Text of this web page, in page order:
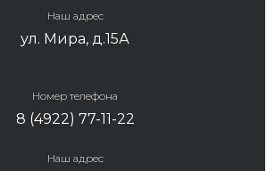
Наш адрес
ул. Мира, д.15А
Номер телефона
8 (4922) 77-11-22
Наш адрес